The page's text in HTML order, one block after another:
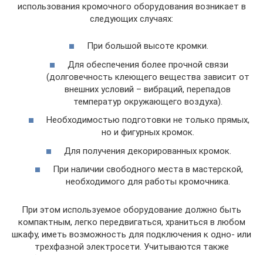
использования кромочного оборудования возникает в
следующих случаях:
При большой высоте кромки.
Для обеспечения более прочной связи
(долговечность клеющего вещества зависит от
внешних условий – вибраций, перепадов
температур окружающего воздуха).
Необходимостью подготовки не только прямых,
но и фигурных кромок.
Для получения декорированных кромок.
При наличии свободного места в мастерской,
необходимого для работы кромочника.
При этом используемое оборудование должно быть
компактным, легко передвигаться, храниться в любом
шкафу, иметь возможность для подключения к одно- или
трехфазной электросети. Учитываются также